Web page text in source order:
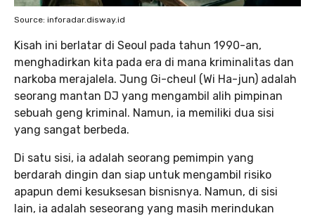
Source: inforadar.disway.id
Kisah ini berlatar di Seoul pada tahun 1990-an,
menghadirkan kita pada era di mana kriminalitas dan
narkoba merajalela. Jung Gi-cheul (Wi Ha-jun) adalah
seorang mantan DJ yang mengambil alih pimpinan
sebuah geng kriminal. Namun, ia memiliki dua sisi
yang sangat berbeda.
Di satu sisi, ia adalah seorang pemimpin yang
berdarah dingin dan siap untuk mengambil risiko
apapun demi kesuksesan bisnisnya. Namun, di sisi
lain, ia adalah seseorang yang masih merindukan